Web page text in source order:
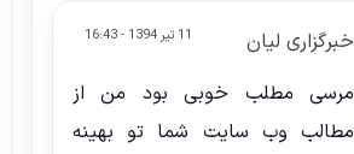
11 تیر 1394 - 16:43
خبرگزاری لیان
مرسی مطلب خوبی بود من از
مطالب وب سایت شما تو بهینه